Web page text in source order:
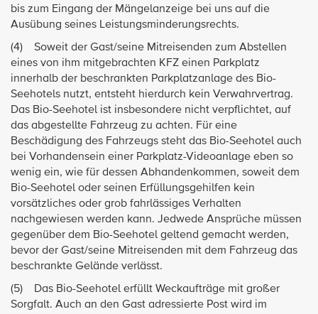
bis zum Eingang der Mängelanzeige bei uns auf die
Ausübung seines Leistungsminderungsrechts.
(4) Soweit der Gast/seine Mitreisenden zum Abstellen
eines von ihm mitgebrachten KFZ einen Parkplatz
innerhalb der beschrankten Parkplatzanlage des Bio-
Seehotels nutzt, entsteht hierdurch kein Verwahrvertrag.
Das Bio-Seehotel ist insbesondere nicht verpflichtet, auf
das abgestellte Fahrzeug zu achten. Für eine
Beschädigung des Fahrzeugs steht das Bio-Seehotel auch
bei Vorhandensein einer Parkplatz-Videoanlage eben so
wenig ein, wie für dessen Abhandenkommen, soweit dem
Bio-Seehotel oder seinen Erfüllungsgehilfen kein
vorsätzliches oder grob fahrlässiges Verhalten
nachgewiesen werden kann. Jedwede Ansprüche müssen
gegenüber dem Bio-Seehotel geltend gemacht werden,
bevor der Gast/seine Mitreisenden mit dem Fahrzeug das
beschrankte Gelände verlässt.
(5) Das Bio-Seehotel erfüllt Weckaufträge mit großer
Sorgfalt. Auch an den Gast adressierte Post wird im